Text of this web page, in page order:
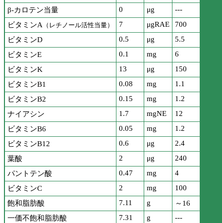
β-カロテン当量
0 μg
---
ビタミンA （レチノール活性当量） 7 μgRAE
700
ビタミンD
0.5 μg
5.5
ビタミンE
0.1 mg
6
ビタミンK
13 μg
150
ビタミンB1
0.08 mg
1.1
ビタミンB2
0.15 mg
1.2
ナイアシン
1.7 mgNE
12
ビタミンB6
0.05 mg
1.2
ビタミンB12
0.6 μg
2.4
葉酸
2 μg
240
パントテン酸
0.47 mg
4
ビタミンC
2 mg
100
飽和脂肪酸
7.11 g
～16
一価不飽和脂肪酸
7.31 g
---